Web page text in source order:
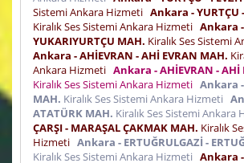
Sistemi Ankara Hizmeti Ankara - YURTÇU
Kiralık Ses Sistemi Ankara Hizmeti Ankara -
YUKARIYURTÇU MAH. Kiralık Ses Sistemi
Ankara - AHİEVRAN - AHİ EVRAN MAH.
Ankara Hizmeti Ankara - AHİEVRAN - AHİ
Kiralık Ses Sistemi Ankara Hizmeti Ankara -
MAH. Kiralık Ses Sistemi Ankara Hizmeti
ATATÜRK MAH. Kiralık Ses Sistemi Ankara
ÇARŞI - MARAŞAL ÇAKMAK MAH. Kiralık
Hizmeti Ankara - ERTUĞRULGAZİ -
Kiralık Ses Sistemi Ankara Hizmeti Ankara -